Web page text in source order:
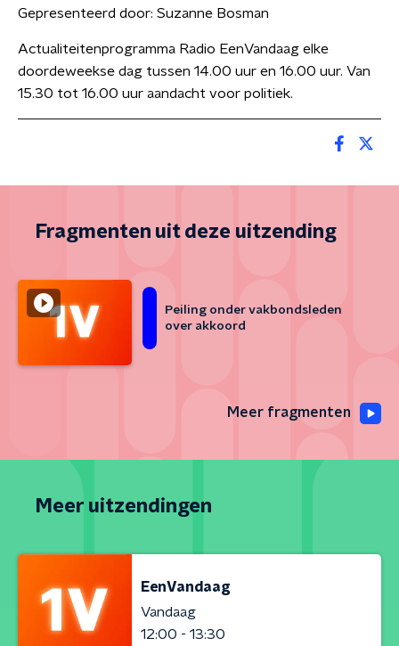
Gepresenteerd door: Suzanne Bosman
Actualiteitenprogramma Radio EenVandaag elke
doordeweekse dag tussen 14.00 uur en 16.00 uur. Van
15.30 tot 16.00 uur aandacht voor politiek.
Fragmenten uit deze uitzending
Peiling onder vakbondsleden
over akkoord
Meer fragmenten
Meer uitzendingen
EenVandaag
Vandaag
12:00 - 13:30